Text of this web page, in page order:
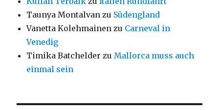
Taunya Montalvan zu Südengland
Vanetta Kolehmainen zu Carneval in
Venedig
Timika Batchelder zu Mallorca muss auch
einmal sein